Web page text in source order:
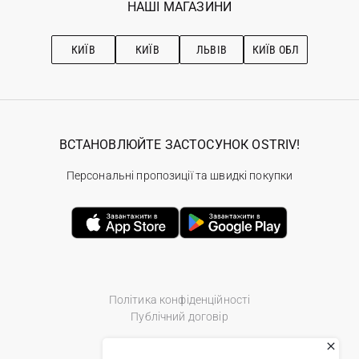
Ostriv Club+
Рекомендації з догляду
НАШІ МАГАЗИНИ
КИЇВ КИЇВ ЛЬВІВ КИЇВ ОБЛ
Політика конфіденційності
Публічний договір
ВСТАНОВЛЮЙТЕ ЗАСТОСУНОК OSTRIV!
Персональні пропозиції та швидкі покупки